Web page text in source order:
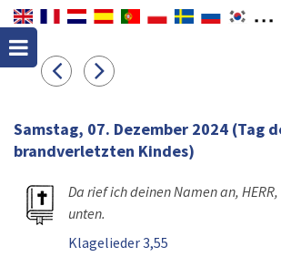
Samstag, 07. Dezember 2024 (Tag
brandverletzten Kindes)
Da rief ich deinen Namen an,
unten.
Klagelieder 3,55